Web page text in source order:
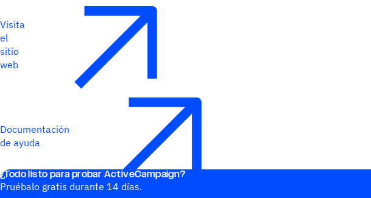
Visita
el
sitio
web
Documentación
de ayuda
¿Todo listo para probar ActiveCampaign?
Pruébalo gratis durante 14 días.